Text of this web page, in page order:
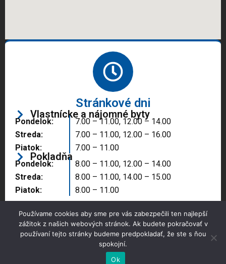
Stránkové dni
Vlastnícke a nájomné byty
Pondelok:
Streda:
Piatok:
7.00 – 11.00, 12.00 – 14.00
7.00 – 11.00, 12.00 – 16.00
7.00 – 11.00
Pokladňa
Pondelok:
Streda:
Piatok:
8.00 – 11.00, 12.00 – 14.00
8.00 – 11.00, 14.00 – 15.00
8.00 – 11.00
Copyright © 2025 Správa majetku mesta, n.o.,
Partizánske
Používame cookies aby sme pre vás zabezpečili ten najlepší
zážitok z našich webových stránok. Ak budete pokračovať v
používaní tejto stránky budeme predpokladať, že ste s ňou
spokojní.
Ok